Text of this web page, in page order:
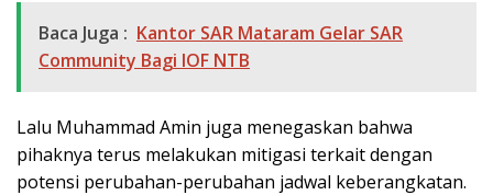
Baca Juga : Kantor SAR Mataram Gelar SAR
Community Bagi IOF NTB
Lalu Muhammad Amin juga menegaskan bahwa
pihaknya terus melakukan mitigasi terkait dengan
potensi perubahan-perubahan jadwal keberangkatan.